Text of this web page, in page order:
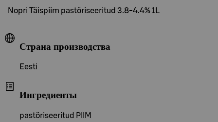
Nopri Täispiim pastöriseeritud 3.8-4.4% 1L
Страна производства
Eesti
Ингредиенты
pastöriseeritud PIIM